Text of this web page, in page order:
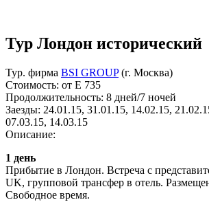
Тур Лондон исторический
Тур. фирма BSI GROUP(г. Москва)
Стоимость: от E 735
Продолжительность: 8 дней/7 ночей
Заезды: 24.01.15, 31.01.15, 14.02.15,
07.03.15, 14.03.15
Описание:
1 день
Прибытие в Лондон. Встреча с
UK, групповой трансфер в отель.
Свободное время.